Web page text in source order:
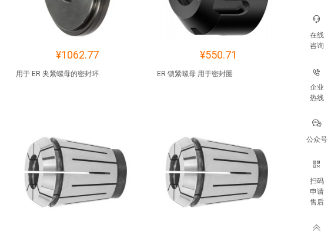
¥1062.77
用于 ER 夹紧螺母的密封环
¥550.71
ER 锁紧螺母 用于密封圈
在线
咨询
企业
热线
公众号
扫码
申请
售后